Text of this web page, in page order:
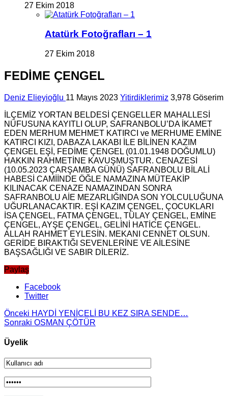
27 Ekim 2018
Atatürk Fotoğrafları – 1
27 Ekim 2018
FEDİME ÇENGEL
Deniz Elieyioğlu 11 Mayıs 2023 Yitirdiklerimiz 3,978 Göserim
İLÇEMİZ YORTAN BELDESİ ÇENGELLER MAHALLESİ
NÜFUSUNA KAYITLI OLUP, SAFRANBOLU’DA İKAMET
EDEN MERHUM MEHMET KATIRCI ve MERHUME EMİNE
KATIRCI KIZI, DABAZA LAKABI İLE BİLİNEN KAZIM
ÇENGEL EŞİ, FEDİME ÇENGEL (01.01.1948 DOĞUMLU)
HAKKIN RAHMETİNE KAVUŞMUŞTUR. CENAZESİ
(10.05.2023 ÇARŞAMBA GÜNÜ) SAFRANBOLU BİLALİ
HABESİ CAMİİNDE ÖĞLE NAMAZINA MÜTEAKİP
KILINACAK CENAZE NAMAZINDAN SONRA
SAFRANBOLU AİE MEZARLIĞINDA SON YOLCULUĞUNA
UĞURLANACAKTIR. EŞİ KAZIM ÇENGEL, ÇOCUKLARI
İSA ÇENGEL, FATMA ÇENGEL, TÜLAY ÇENGEL, EMİNE
ÇENGEL, AYŞE ÇENGEL, GELİNİ HATİCE ÇENGEL.
ALLAH RAHMET EYLESİN. MEKANI CENNET OLSUN.
GERİDE BIRAKTIĞI SEVENLERİNE VE AİLESİNE
BAŞSAĞLIĞI VE SABIR DİLERİZ.
Paylaş
Facebook
Twitter
Önceki HAYDİ YENİCELİ BU KEZ SIRA SENDE…
Sonraki OSMAN ÇÖTÜR
Üyelik